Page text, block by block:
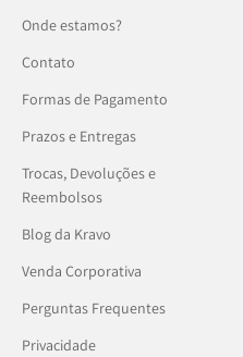
Onde estamos?
Contato
Formas de Pagamento
Prazos e Entregas
Trocas, Devoluções e
Reembolsos
Blog da Kravo
Venda Corporativa
Perguntas Frequentes
Privacidade